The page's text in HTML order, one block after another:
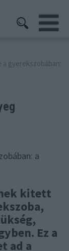
gyerekszobában:
kitett
Ez a
ad a